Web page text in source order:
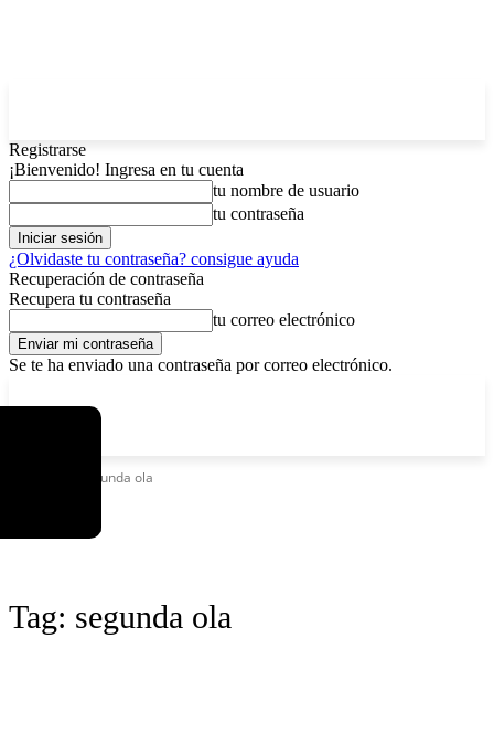
Registrarse
¡Bienvenido! Ingresa en tu cuenta
tu nombre de usuario
tu contraseña
¿Olvidaste tu contraseña? consigue ayuda
Recuperación de contraseña
Recupera tu contraseña
tu correo electrónico
Se te ha enviado una contraseña por correo electrónico.
Segunda ola
Tag: segunda ola